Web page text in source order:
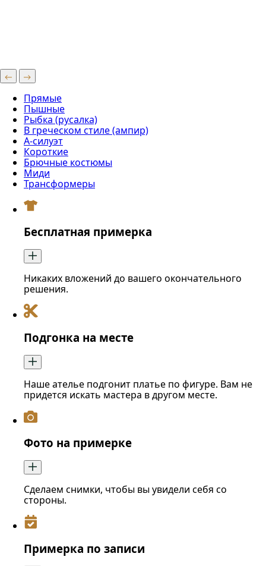
Прямые
Пышные
Рыбка (русалка)
В греческом стиле (ампир)
А-силуэт
Короткие
Брючные костюмы
Миди
Трансформеры
Бесплатная примерка
Никаких вложений до вашего окончательного
решения.
Подгонка на месте
Наше ателье подгонит платье по фигуре. Вам не
придется искать мастера в другом месте.
Фото на примерке
Сделаем снимки, чтобы вы увидели себя со
стороны.
Примерка по записи